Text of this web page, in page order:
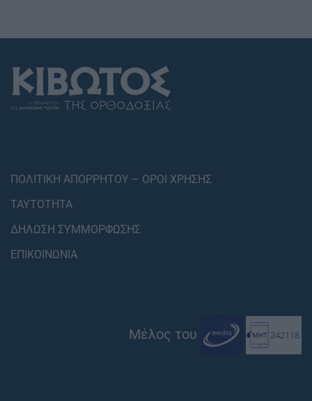
ΠΟΛΙΤΙΚΗ ΑΠΟΡΡΗΤΟΥ – ΟΡΟΙ ΧΡΗΣΗΣ
ΤΑΥΤΟΤΗΤΑ
ΔΗΛΩΣΗ ΣΥΜΜΟΡΦΩΣΗΣ
ΕΠΙΚΟΙΝΩΝΙΑ
Μέλος του